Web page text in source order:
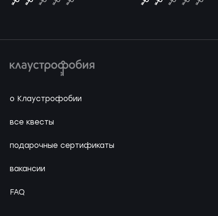
о Клаустрофобии
все квесты
подарочные сертификаты
вакансии
FAQ